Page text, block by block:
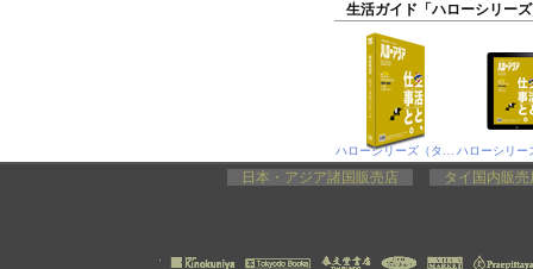
生活ガイド「ハローシリー
日本・アジア諸国販売店 タイ国内販